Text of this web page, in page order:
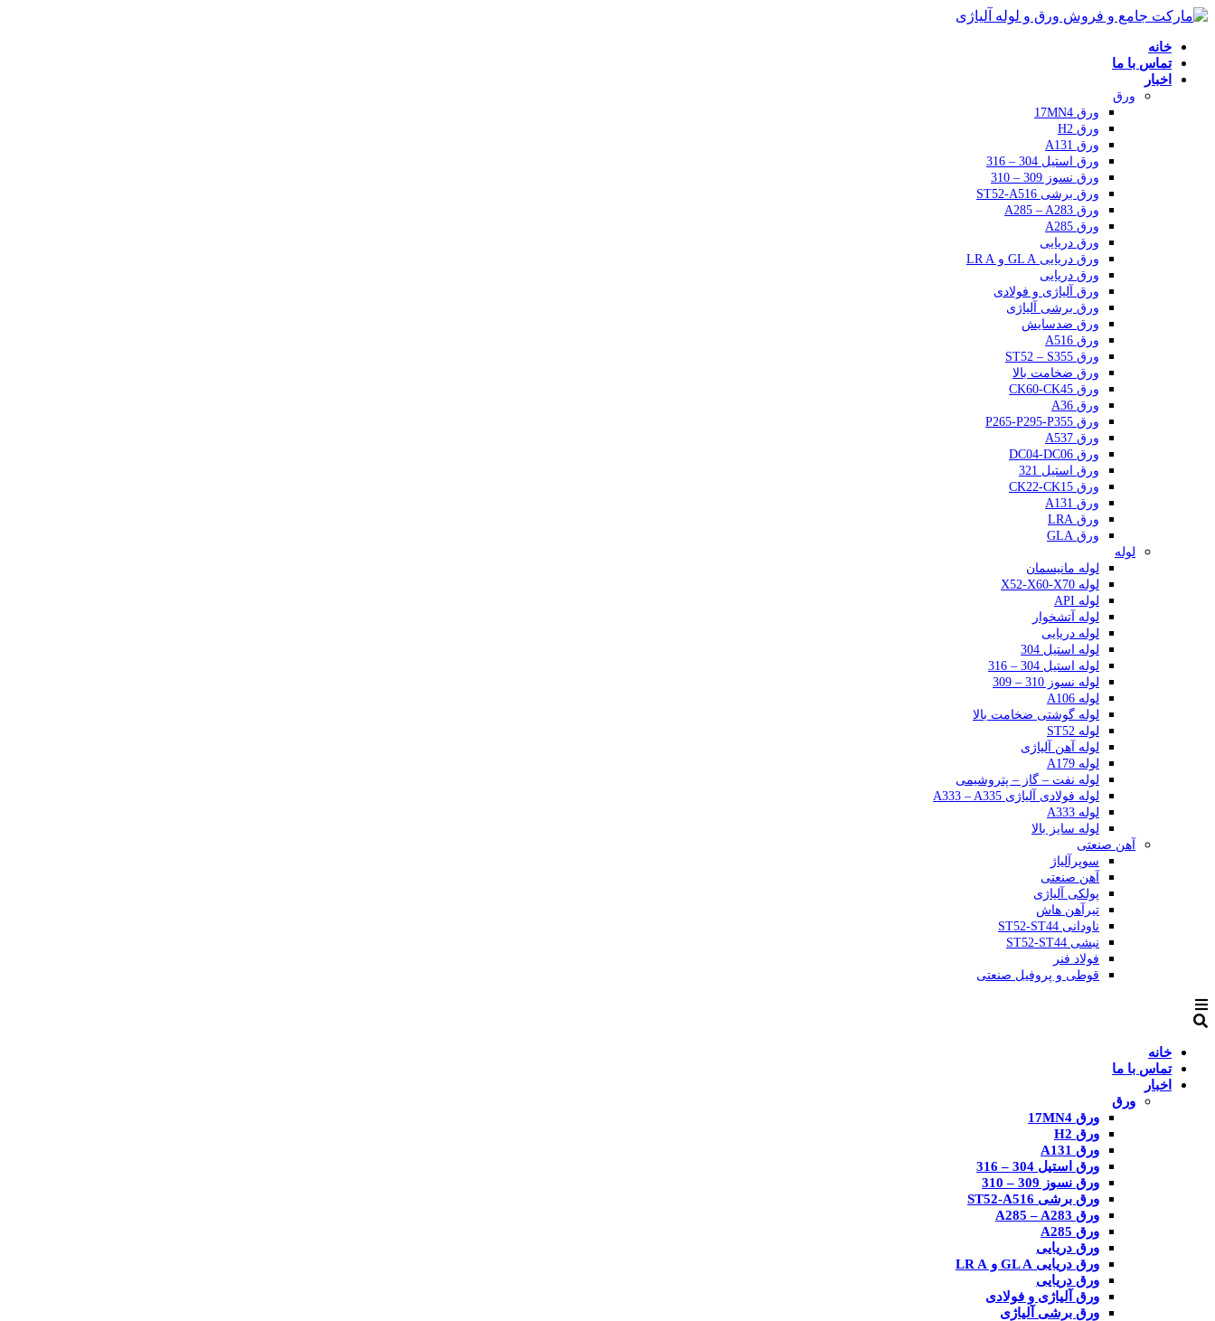
خانه
تماس با ما
اخبار
ورق
ورق 17MN4
ورق H2
ورق A131
ورق استیل 304 – 316
ورق نسوز 309 – 310
ورق برشی ST52-A516
ورق A285 – A283
ورق A285
ورق دریایی
ورق دریایی GL A و LR A
ورق دریایی
ورق آلیاژی و فولادی
ورق برشی آلیاژی
ورق ضدسایش
ورق A516
ورق ST52 – S355
ورق ضخامت بالا
ورق CK60-CK45
ورق A36
ورق P265-P295-P355
ورق A537
ورق DC04-DC06
ورق استیل 321
ورق CK22-CK15
ورق A131
ورق LRA
ورق GLA
لوله
لوله مانیسمان
لوله X52-X60-X70
لوله API
لوله آتشخوار
لوله دریایی
لوله استیل 304
لوله استیل 304 – 316
لوله نسوز 310 – 309
لوله A106
لوله گوشتی ضخامت بالا
لوله ST52
لوله آهن آلیاژی
لوله A179
لوله نفت – گاز – پتروشیمی
لوله فولادی آلیاژی A333 – A335
لوله A333
لوله سایز بالا
آهن صنعتی
سوپرآلیاژ
آهن صنعتی
پولکی آلیاژی
تیرآهن هاش
ناودانی ST52-ST44
نبشی ST52-ST44
فولاد فنر
قوطی و پروفیل صنعتی
خانه
تماس با ما
اخبار
ورق
ورق 17MN4
ورق H2
ورق A131
ورق استیل 304 – 316
ورق نسوز 309 – 310
ورق برشی ST52-A516
ورق A285 – A283
ورق A285
ورق دریایی
ورق دریایی GL A و LR A
ورق دریایی
ورق آلیاژی و فولادی
ورق برشی آلیاژی